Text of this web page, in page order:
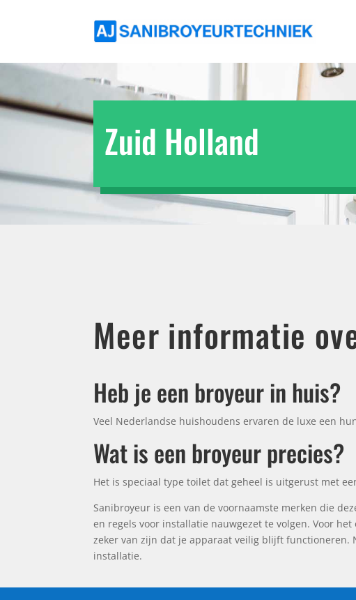
Zuid Holland
Meer informatie
Heb je een broyeur in huis?
Veel Nederlandse huishoudens ervaren de luxe een
Wat is een broyeur precies?
Het is speciaal type toilet dat geheel is uitgerust met
Sanibroyeur is een van de voornaamste merken die
en regels voor installatie nauwgezet te volgen. Voor
zeker van zijn dat je apparaat veilig blijft functioneren.
installatie.